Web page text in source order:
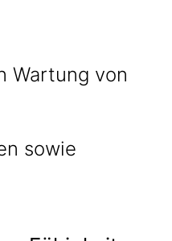
Wartung von
sowie